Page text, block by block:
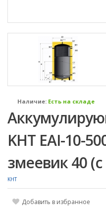
Наличие: Есть на складе
KHT EAI-10-
змеевик 40
KHT
Добавить в избранное